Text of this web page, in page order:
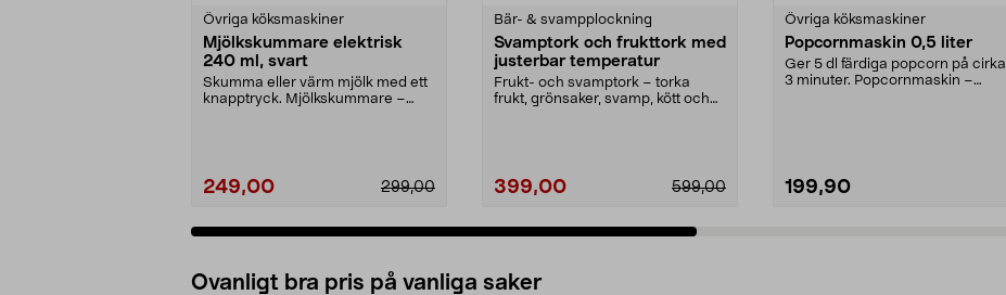
Övriga köksmaskiner
Mjölkskummare elektrisk
240 ml, svart
Skumma eller värm mjölk med ett
knapptryck. Mjölkskummare –
249,00 299,00
Bär- & svampplockning
Svamptork och frukttork med
justerbar temperatur
Frukt- och svamptork – torka
frukt, grönsaker, svamp, kött och
399,00 599,00
Övriga köksmaskiner
Popcornmaskin 0,5 liter
Ger 5 dl färdiga popcorn på cirka
3 minuter. Popcornmaskin –
199,90
Ovanligt bra pris på vanliga saker